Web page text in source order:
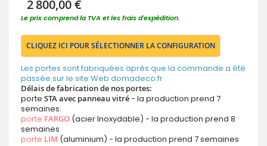
2 800,00 €
Le prix comprend la TVA et les frais d'expédition.
CLIQUEZ ICI POUR SÉLECTIONNER LA CONFIGURATION
Les portes sont fabriquées après que la commande a été
passée sur le site Web domadeco.fr
Délais de fabrication de nos portes:
porte STA avec panneau vitré- la production prend 7
semaines.
porte FARGO (acier Inoxydable) - la production prend 8
semaines
porte LIM (aluminium) - la production prend 7 semaines